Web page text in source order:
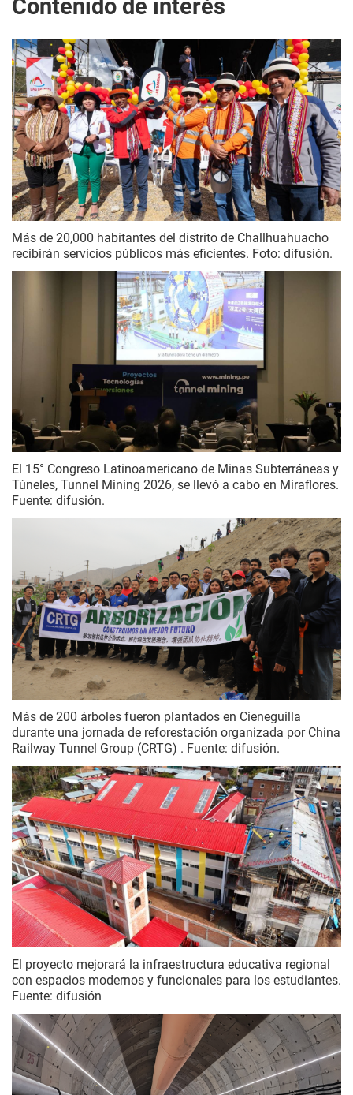
Contenido de interés
Más de 20,000 habitantes del distrito de Challhuahuacho
recibirán servicios públicos más eficientes. Foto: difusión.
El 15° Congreso Latinoamericano de Minas Subterráneas y
Túneles, Tunnel Mining 2026, se llevó a cabo en Miraflores.
Fuente: difusión.
Más de 200 árboles fueron plantados en Cieneguilla
durante una jornada de reforestación organizada por China
Railway Tunnel Group (CRTG) . Fuente: difusión.
El proyecto mejorará la infraestructura educativa regional
con espacios modernos y funcionales para los estudiantes.
Fuente: difusión